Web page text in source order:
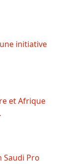
initiative
et Afrique
Saudi Pro